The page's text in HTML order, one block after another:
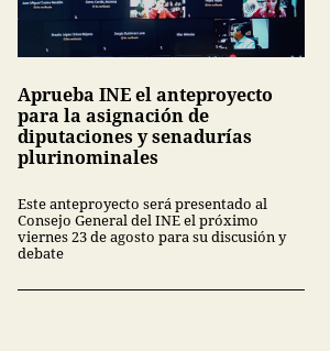
Aprueba INE el anteproyecto
para la asignación de
diputaciones y senadurías
plurinominales
Este anteproyecto será presentado al
Consejo General del INE el próximo
viernes 23 de agosto para su discusión y
debate